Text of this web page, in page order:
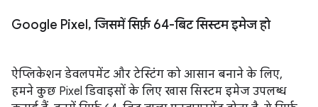
Google Pixel, जिसमें सिर्फ़ 64-बिट सिस्टम इमेज हो
ऐप्लिकेशन डेवलपमेंट और टेस्टिंग को आसान बनाने के लिए,
हमने कुछ Pixel डिवाइसों के लिए खास सिस्टम इमेज उपलब्ध